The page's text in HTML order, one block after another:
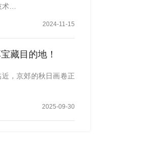
…
2024-11-15
藏目的地！
，京郊的秋日画卷正
2025-09-30